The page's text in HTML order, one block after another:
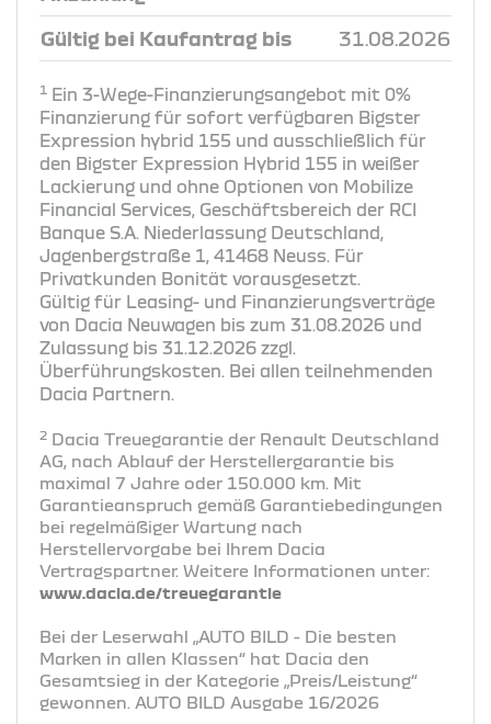
Gültig bei Kaufantrag bis 31.08.2026
1 Ein 3-Wege-Finanzierungsangebot mit 0%
Finanzierung für sofort verfügbaren Bigster
Expression hybrid 155 und ausschließlich für
den Bigster Expression Hybrid 155 in weißer
Lackierung und ohne Optionen von Mobilize
Financial Services, Geschäftsbereich der RCI
Banque S.A. Niederlassung Deutschland,
Jagenbergstraße 1, 41468 Neuss. Für
Privatkunden Bonität vorausgesetzt.
Gültig für Leasing- und Finanzierungsverträge
von Dacia Neuwagen bis zum 31.08.2026 und
Zulassung bis 31.12.2026 zzgl.
Überführungskosten. Bei allen teilnehmenden
Dacia Partnern.
2 Dacia Treuegarantie der Renault Deutschland
AG, nach Ablauf der Herstellergarantie bis
maximal 7 Jahre oder 150.000 km. Mit
Garantieanspruch gemäß Garantiebedingungen
bei regelmäßiger Wartung nach
Herstellervorgabe bei Ihrem Dacia
Vertragspartner. Weitere Informationen unter:
www.dacia.de/treuegarantie
Bei der Leserwahl „AUTO BILD - Die besten
Marken in allen Klassen“ hat Dacia den
Gesamtsieg in der Kategorie „Preis/Leistung“
gewonnen. AUTO BILD Ausgabe 16/2026